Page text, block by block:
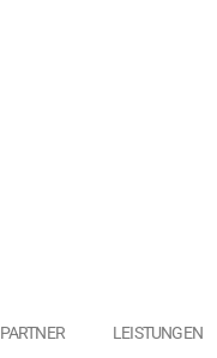
PARTNER LEISTUNGEN